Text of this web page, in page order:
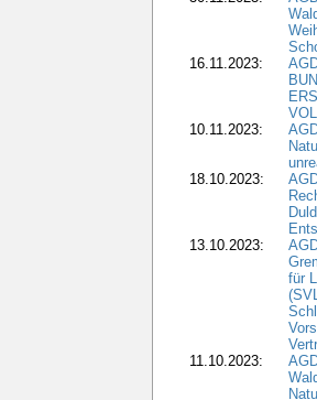
16.11.2023:
10.11.2023:
18.10.2023:
13.10.2023:
für
11.10.2023: